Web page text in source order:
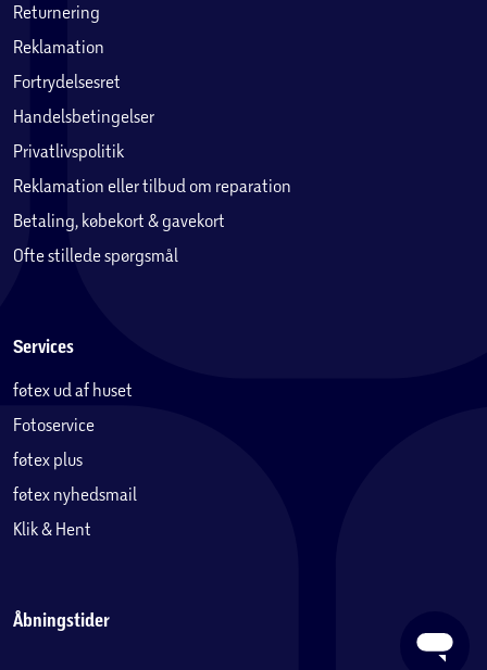
Returnering
Reklamation
Fortrydelsesret
Handelsbetingelser
Privatlivspolitik
Reklamation eller tilbud om reparation
Betaling, købekort & gavekort
Ofte stillede spørgsmål
Services
føtex ud af huset
Fotoservice
føtex plus
føtex nyhedsmail
Klik & Hent
Åbningstider